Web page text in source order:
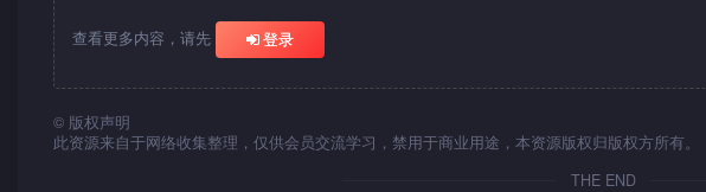
查看更多内容，请先 登录
© 版权声明
此资源来自于网络收集整理，仅供会员交流学习，禁用于商业用途，本资源版权归版权方所有。
THE END